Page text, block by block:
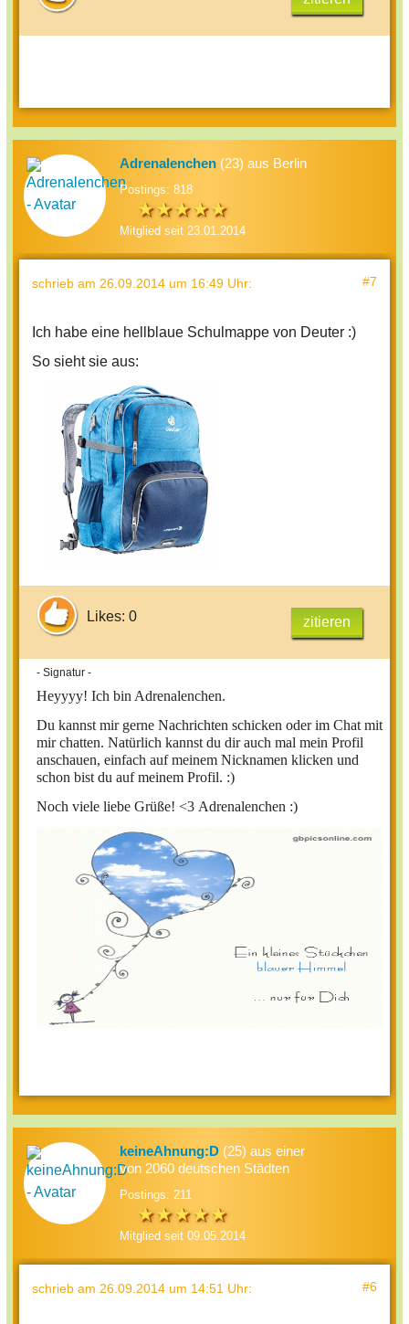
Adrenalenchen (23) aus Berlin
Postings: 818
Mitglied seit 23.01.2014
schrieb am 26.09.2014 um 16:49 Uhr: #7
Ich habe eine hellblaue Schulmappe von Deuter :)
So sieht sie aus:
Likes: 0 zitieren
- Signatur -
Heyyyy! Ich bin Adrenalenchen.
Du kannst mir gerne Nachrichten schicken oder im Chat mit
mir chatten. Natürlich kannst du dir auch mal mein Profil
anschauen, einfach auf meinem Nicknamen klicken und
schon bist du auf meinem Profil. :)
Noch viele liebe Grüße! <3 Adrenalenchen :)
keineAhnung:D (25) aus einer
von 2060 deutschen Städten
Postings: 211
Mitglied seit 09.05.2014
schrieb am 26.09.2014 um 14:51 Uhr: #6